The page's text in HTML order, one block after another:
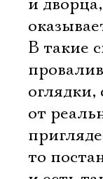
и
В такие
оглядки,
от
то